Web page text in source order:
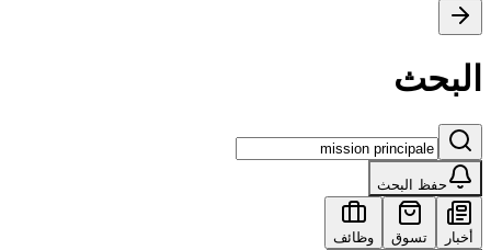
البحث
حفظ البحث
أخبار تسوق
وظائف